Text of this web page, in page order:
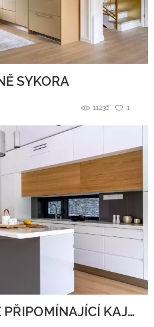
SYKORA
1
11236
BÍLÁ KUCHYNĚ PŘIPOMÍNAJÍCÍ KAJUTU NA LODI